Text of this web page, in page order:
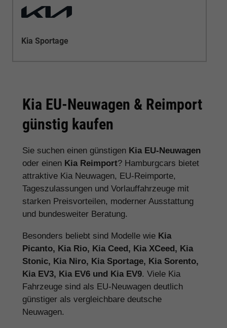
Kia Sportage
Kia EU-Neuwagen & Reimport
günstig kaufen
Sie suchen einen günstigen Kia EU-Neuwagen
oder einen Kia Reimport? Hamburgcars bietet
attraktive Kia Neuwagen, EU-Reimporte,
Tageszulassungen und Vorlauffahrzeuge mit
starken Preisvorteilen, moderner Ausstattung
und bundesweiter Beratung.
Besonders beliebt sind Modelle wie Kia
Picanto, Kia Rio, Kia Ceed, Kia XCeed, Kia
Stonic, Kia Niro, Kia Sportage, Kia Sorento,
Kia EV3, Kia EV6 und Kia EV9. Viele Kia
Fahrzeuge sind als EU-Neuwagen deutlich
günstiger als vergleichbare deutsche
Neuwagen.